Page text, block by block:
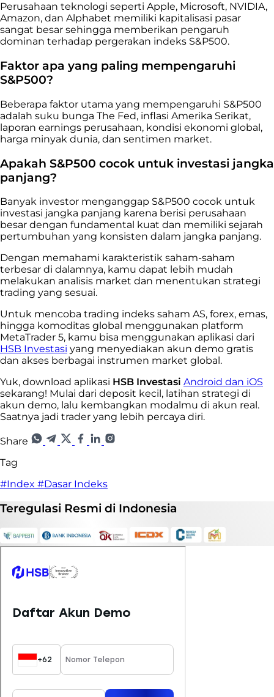
Perusahaan teknologi seperti Apple, Microsoft, NVIDIA,
Amazon, dan Alphabet memiliki kapitalisasi pasar
sangat besar sehingga memberikan pengaruh
dominan terhadap pergerakan indeks S&P500.
Faktor apa yang paling mempengaruhi
S&P500?
Beberapa faktor utama yang mempengaruhi S&P500
adalah suku bunga The Fed, inflasi Amerika Serikat,
laporan earnings perusahaan, kondisi ekonomi global,
harga minyak dunia, dan sentimen market.
Apakah S&P500 cocok untuk investasi jangka
panjang?
Banyak investor menganggap S&P500 cocok untuk
investasi jangka panjang karena berisi perusahaan
besar dengan fundamental kuat dan memiliki sejarah
pertumbuhan yang konsisten dalam jangka panjang.
Dengan memahami karakteristik saham-saham
terbesar di dalamnya, kamu dapat lebih mudah
melakukan analisis market dan menentukan strategi
trading yang sesuai.
Untuk mencoba trading indeks saham AS, forex, emas,
hingga komoditas global menggunakan platform
MetaTrader 5, kamu bisa menggunakan aplikasi dari
HSB Investasi yang menyediakan akun demo gratis
dan akses berbagai instrumen market global.
Yuk, download aplikasi HSB Investasi Android dan iOS
sekarang! Mulai dari deposit kecil, latihan strategi di
akun demo, lalu kembangkan modalmu di akun real.
Saatnya jadi trader yang lebih percaya diri.
Share
Tag
#Index #Dasar Indeks
Teregulasi Resmi di Indonesia